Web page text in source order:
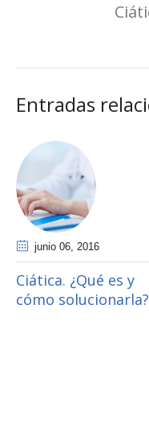
Entradas
junio 06, 2016
Ciática. ¿Qué es y
cómo solucionarla?